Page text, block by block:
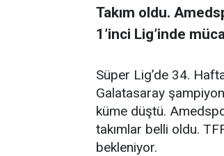
Takım oldu.
1’inci Lig’inde
Süper Lig’de 34.
Galatasaray
küme düştü.
takımlar belli oldu.
bekleniyor.